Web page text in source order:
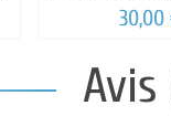
30,00
Avis